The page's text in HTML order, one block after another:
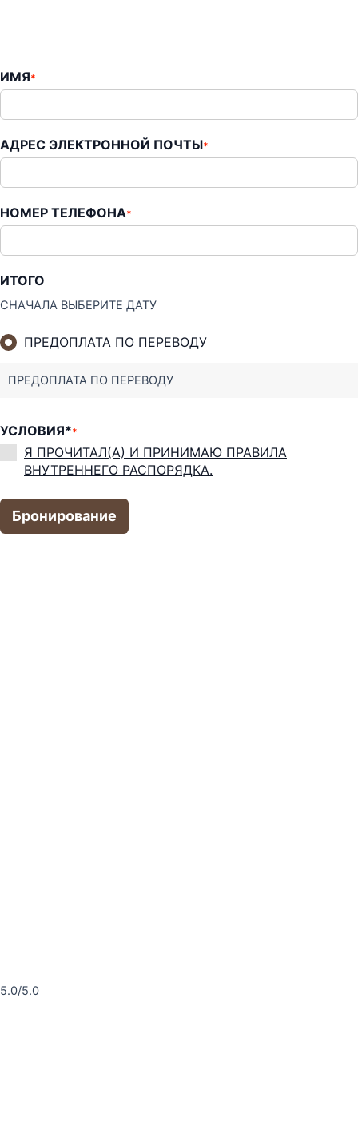
ИМЯ*
АДРЕС ЭЛЕКТРОННОЙ ПОЧТЫ*
НОМЕР ТЕЛЕФОНА*
ИТОГО
СНАЧАЛА ВЫБЕРИТЕ ДАТУ
ПРЕДОПЛАТА ПО ПЕРЕВОДУ
ПРЕДОПЛАТА ПО ПЕРЕВОДУ
УСЛОВИЯ**
Я ПРОЧИТАЛ(А) И ПРИНИМАЮ ПРАВИЛА
ВНУТРЕННЕГО РАСПОРЯДКА.
Бронирование
5.0/5.0